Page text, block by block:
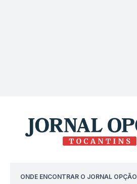
ONDE ENCONTRAR O JORNAL OPÇÃO